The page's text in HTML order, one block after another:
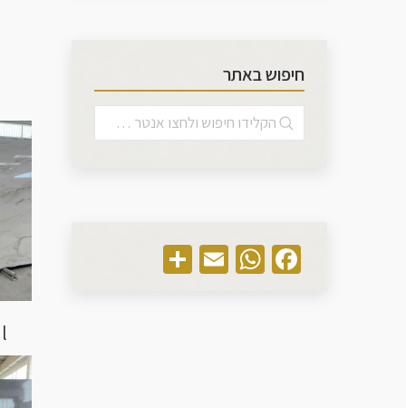
חיפוש באתר
Facebook
WhatsApp
Email